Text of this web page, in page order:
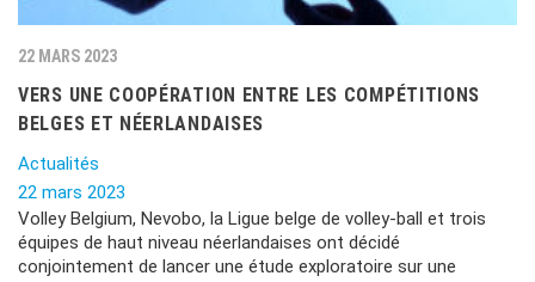
22 MARS 2023
VERS UNE COOPÉRATION ENTRE LES COMPÉTITIONS
BELGES ET NÉERLANDAISES
Actualités
22 mars 2023
Volley Belgium, Nevobo, la Ligue belge de volley-ball et trois
équipes de haut niveau néerlandaises ont décidé
conjointement de lancer une étude exploratoire sur une